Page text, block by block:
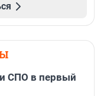
СПО в первый